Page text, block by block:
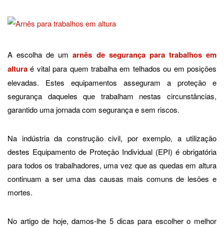
A escolha de umarnês de segurança para trabalhos em
altura é vital para quem trabalha em telhados ou em posições
elevadas. Estes equipamentos asseguram a proteção e
segurança daqueles que trabalham nestas circunstâncias,
garantido uma jornada com segurança e sem riscos.
Na indústria da construção civil, por exemplo, a utilização
destes Equipamento de Proteção Individual (EPI) é obrigatória
para todos os trabalhadores, uma vez que as quedas em altura
continuam a ser uma das causas mais comuns de lesões e
mortes.
No artigo de hoje, damos-lhe 5 dicas para escolher o melhor